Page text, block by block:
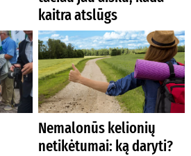
kaitra atslūgs
Nemalonūs kelionių
netikėtumai: ką daryti?